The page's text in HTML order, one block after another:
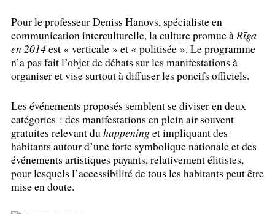
Pour le professeur Deniss Hanovs, spécialiste en
communication interculturelle, la culture promue àRīga
en 2014est « verticale » et « politisée ». Le programme
n’a pas fait l’objet de débats sur les manifestations à
organiser et vise surtout à diffuser les poncifs officiels.
Les événements proposés semblent se diviser en deux
catégories : des manifestations en plein air souvent
gratuites relevant du happeninget impliquant des
habitants autour d’une forte symbolique nationale et des
événements artistiques payants, relativement élitistes,
pour lesquels l’accessibilité de tous les habitants peut être
mise en doute.